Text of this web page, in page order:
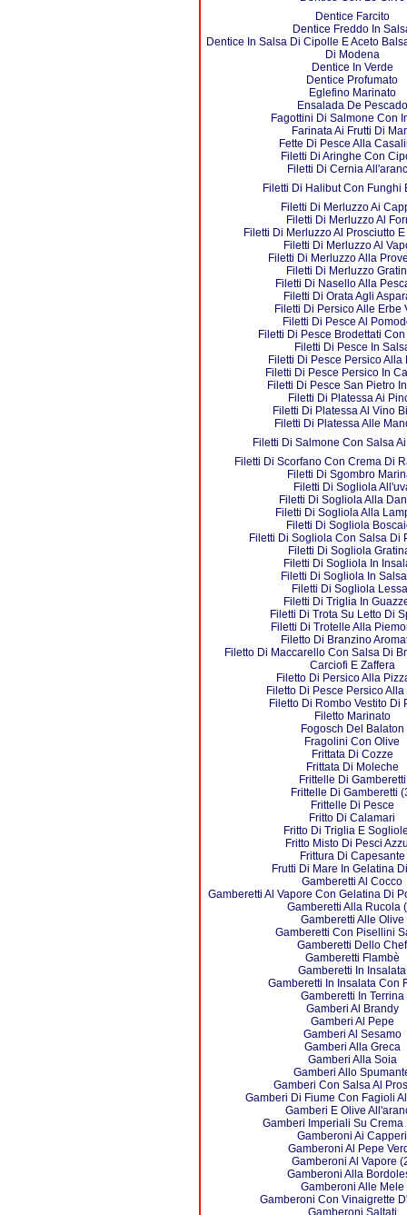
Dentice Farcito
Dentice Freddo In
Dentice In Salsa Di Cipolle E Aceto
Di Modena
Dentice In Verde
Dentice Profumato
Eglefino Marinato
Ensalada De Pescado
Fagottini Di Salmone Con
Farinata Ai Frutti Di
Fette Di Pesce Alla
Filetti Di Aringhe Con
Filetti Di Cernia
Filetti Di Halibut Con Funghi
Filetti Di Merluzzo Ai
Filetti Di Merluzzo Al
Filetti Di Merluzzo Al Prosciutto
Filetti Di Merluzzo Al
Filetti Di Merluzzo Alla
Filetti Di Merluzzo
Filetti Di Nasello Alla
Filetti Di Orata Agli
Filetti Di Persico Alle Erbe
Filetti Di Pesce Al
Filetti Di Pesce Brodettati
Filetti Di Pesce In
Filetti Di Pesce Persico Alla
Filetti Di Pesce Persico In
Filetti Di Pesce San Pietro
Filetti Di Platessa Ai
Filetti Di Platessa Al Vino
Filetti Di Platessa Alle
Filetti Di Salmone Con Salsa
Filetti Di Scorfano Con Crema Di
Filetti Di Sgombro
Filetti Di Sogliola
Filetti Di Sogliola Alla
Filetti Di Sogliola Alla
Filetti Di Sogliola
Filetti Di Sogliola Con Salsa Di
Filetti Di Sogliola
Filetti Di Sogliola In
Filetti Di Sogliola In
Filetti Di Sogliola
Filetti Di Triglia In
Filetti Di Trota Su Letto Di
Filetti Di Trotelle Alla
Filetto Di Branzino
Filetto Di Maccarello Con Salsa Di
Carciofi E Zaffera
Filetto Di Persico Alla
Filetto Di Pesce Persico
Filetto Di Rombo Vestito Di
Filetto Marinato
Fogosch Del Balaton
Fragolini Con Olive
Frittata Di Cozze
Frittata Di Moleche
Frittelle Di Gamberetti
Frittelle Di Gamberetti
Frittelle Di Pesce
Fritto Di Calamari
Fritto Di Triglia E
Fritto Misto Di Pesci
Frittura Di Capesante
Frutti Di Mare In Gelatina
Gamberetti Al Cocco
Gamberetti Al Vapore Con Gelatina Di
Gamberetti Alla Rucola
Gamberetti Alle Olive
Gamberetti Con Pisellini
Gamberetti Dello Chef
Gamberetti Flambè
Gamberetti In Insalata
Gamberetti In Insalata Con
Gamberetti In Terrina
Gamberi Al Brandy
Gamberi Al Pepe
Gamberi Al Sesamo
Gamberi Alla Greca
Gamberi Alla Soia
Gamberi Allo
Gamberi Con Salsa Al
Gamberi Di Fiume Con Fagioli
Gamberi E Olive
Gamberi Imperiali Su Crema
Gamberoni Ai Capperi
Gamberoni Al Pepe
Gamberoni Al Vapore
Gamberoni Alla
Gamberoni Alle Mele
Gamberoni Con Vinaigrette
Gamberoni Saltati